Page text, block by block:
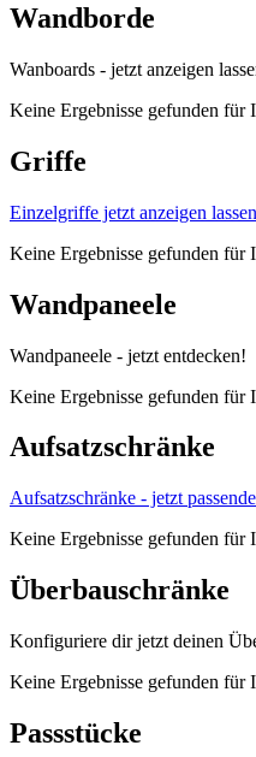
Wandborde
Wanboards - jetzt anzeigen
Keine Ergebnisse gefunden für
Griffe
Einzelgriffe jetzt anzeigen
Keine Ergebnisse gefunden für
Wandpaneele
Wandpaneele - jetzt entdecken!
Keine Ergebnisse gefunden für
Aufsatzschränke
Aufsatzschränke - jetzt
Keine Ergebnisse gefunden für
Überbauschränke
Konfiguriere dir jetzt deinen
Keine Ergebnisse gefunden für
Passstücke